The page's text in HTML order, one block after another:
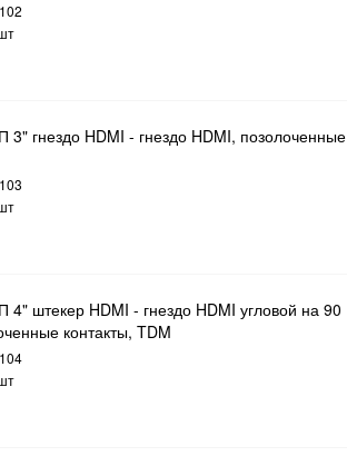
3" гнездо HDMI - гнездо HDMI, позолоченные
4" штекер HDMI - гнездо HDMI угловой на 90
контакты, TDM